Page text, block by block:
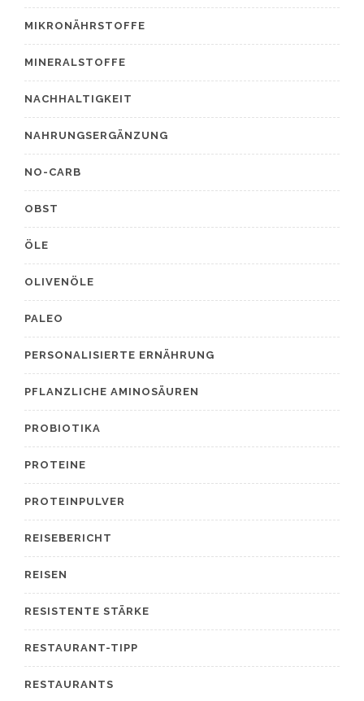
MIKRONÄHRSTOFFE
MINERALSTOFFE
NACHHALTIGKEIT
NAHRUNGSERGÄNZUNG
NO-CARB
OBST
ÖLE
OLIVENÖLE
PALEO
PERSONALISIERTE ERNÄHRUNG
PFLANZLICHE AMINOSÄUREN
PROBIOTIKA
PROTEINE
PROTEINPULVER
REISEBERICHT
REISEN
RESISTENTE STÄRKE
RESTAURANT-TIPP
RESTAURANTS